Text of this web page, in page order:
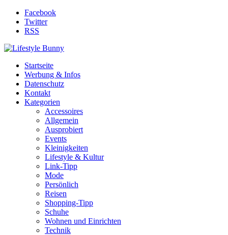
Facebook
Twitter
RSS
Startseite
Werbung & Infos
Datenschutz
Kontakt
Kategorien
Accessoires
Allgemein
Ausprobiert
Events
Kleinigkeiten
Lifestyle & Kultur
Link-Tipp
Mode
Persönlich
Reisen
Shopping-Tipp
Schuhe
Wohnen und Einrichten
Technik